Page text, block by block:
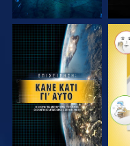
ΠΑΡΑΚΟΛΟΥΘΗΣΤΕ